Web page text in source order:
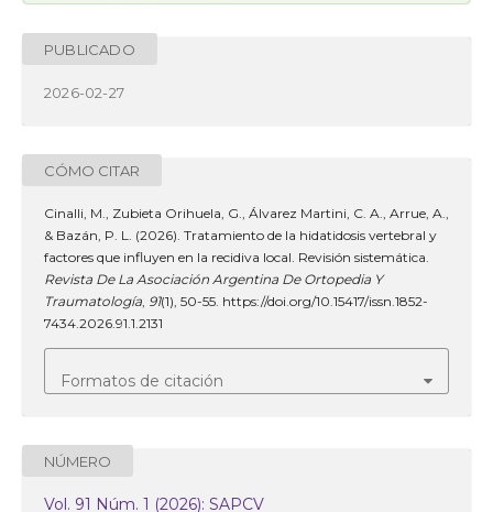
PUBLICADO
2026-02-27
CÓMO CITAR
Cinalli, M., Zubieta Orihuela, G., Álvarez Martini, C. A., Arrue, A.,
& Bazán, P. L. (2026). Tratamiento de la hidatidosis vertebral y
factores que influyen en la recidiva local. Revisión sistemática.
Revista De La Asociación Argentina De Ortopedia Y
Traumatología, 91(1), 50-55. https://doi.org/10.15417/issn.1852-
7434.2026.91.1.2131
Formatos de citación
NÚMERO
Vol. 91 Núm. 1 (2026): SAPCV